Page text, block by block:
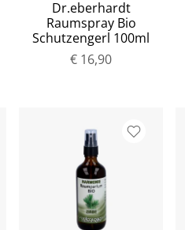
Dr.eberhardt
Raumspray Bio
Schutzengerl 100ml
€ 16,90